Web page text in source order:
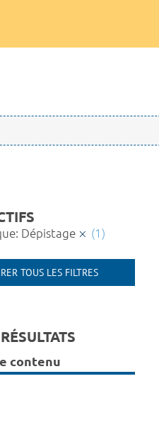
Dépistage (1)
TOUS LES FILTRES
contenu